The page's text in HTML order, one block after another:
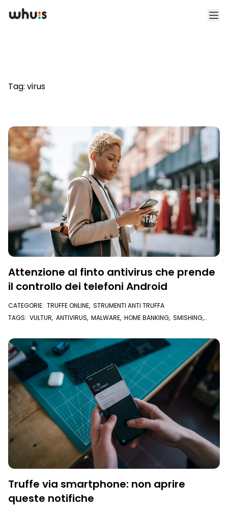
Blog
App
Whuis per lo sport
Accedi Registrati
Tag: virus
Attenzione al finto antivirus che prende
il controllo dei telefoni Android
CATEGORIE: TRUFFE ONLINE, STRUMENTI ANTI TRUFFA
TAGS: VULTUR, ANTIVIRUS, MALWARE, HOME BANKING, SMISHING,
Truffe via smartphone: non aprire
queste notifiche